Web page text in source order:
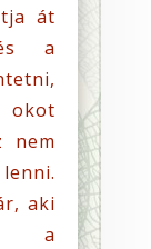
át
a
nem
aki
a